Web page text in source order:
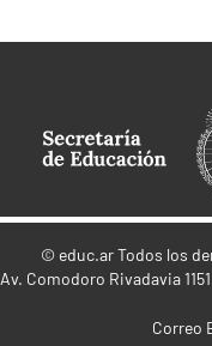
© educ.arTodos los
Av. Comodoro Rivadavia
Correo